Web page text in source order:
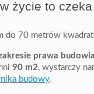
życie to
prawa
90 m2, wystarczy
budowy.